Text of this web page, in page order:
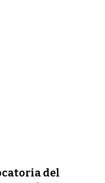
del